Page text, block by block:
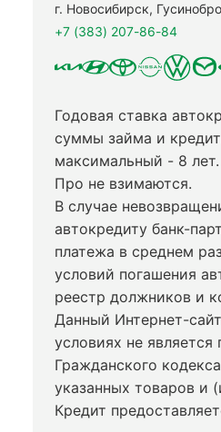
г. Новосибирск,
+7 (383) 207-86-84
Годовая ставка
суммы займа и
максимальный - 8
Про не взимаются.
В случае
автокредиту банк-
платежа в среднем
условий погашения
реестр должников и
Данный Интернет-
условиях не
Гражданского
указанных товаров и
Кредит